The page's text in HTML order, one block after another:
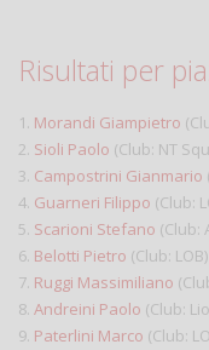
Risultati per
1. Morandi Giampietro
2. Sioli Paolo (Club: NT
3. Campostrini Gianmario
4. Guarneri Filippo (Club:
5. Scarioni Stefano (Club:
6. Belotti Pietro (Club: LOB)
7. Ruggi Massimiliano
8. Andreini Paolo (Club:
9. Paterlini Marco (Club: